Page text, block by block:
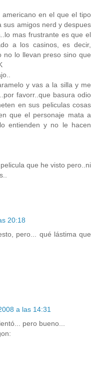
en el que el tipo
sus amigos nerd y despues
mas frustrante es que el
a los casinos, es decir,
no lo llevan preso sino que
y vas a la silla y me
favorr..que basura odio
en sus peliculas cosas
que el personaje mata a
entienden y no le hacen
que he visto pero..ni
20:18
pero... qué lástima que
a las 14:31
pero bueno...